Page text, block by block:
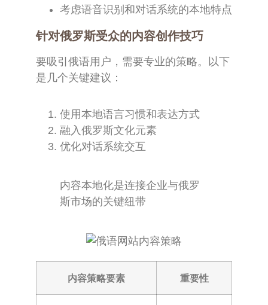
考虑语音识别和对话系统的本地特点
针对俄罗斯受众的内容创作技巧
要吸引俄语用户，需要专业的策略。以下
是几个关键建议：
使用本地语言习惯和表达方式
融入俄罗斯文化元素
优化对话系统交互
内容本地化是连接企业与俄罗
斯市场的关键纽带
内容策略要素 重要性